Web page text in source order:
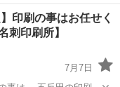
ひとり¥8500に！ さ
金
印刷の事はお任せく
刺印刷所】
7月7日